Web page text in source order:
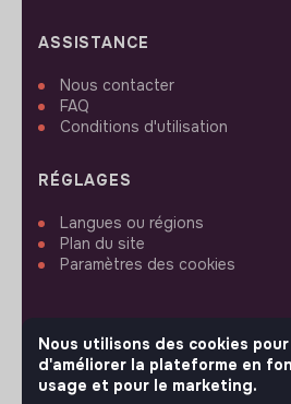
ASSISTANCE
Nous contacter
FAQ
Conditions d'utilisation
RÉGLAGES
Langues ou régions
Plan du site
Paramètres des cookies
SUIVEZ-NOUS
Nous utilisons des cookies
d'améliorer la plateforme en
usage et pour le marketing.